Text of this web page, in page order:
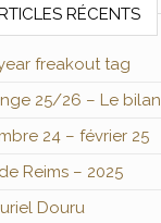
RÉCENTS
freakout tag
25/26 – Le bilan
24 – février 25
Reims – 2025
Douru